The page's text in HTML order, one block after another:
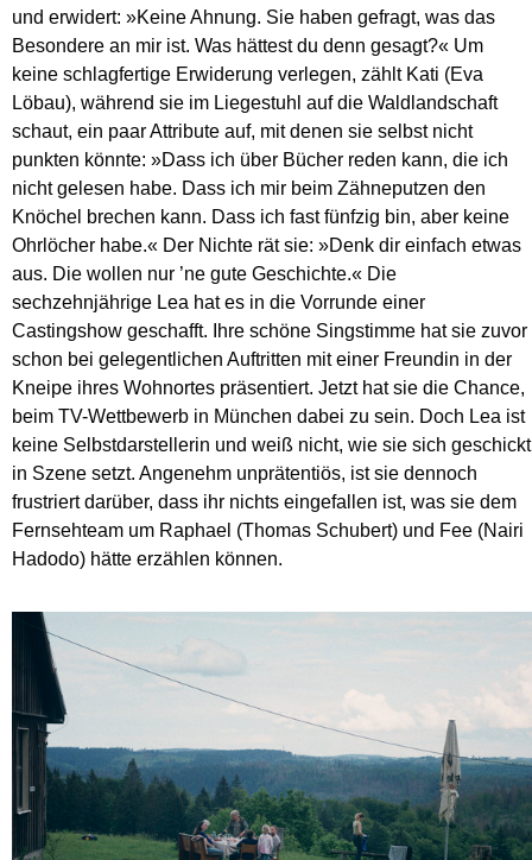
und erwidert: »Keine Ahnung. Sie haben gefragt, was das
Besondere an mir ist. Was hättest du denn gesagt?« Um
keine schlagfertige Erwiderung verlegen, zählt Kati (Eva
Löbau), während sie im Liegestuhl auf die Waldlandschaft
schaut, ein paar Attribute auf, mit denen sie selbst nicht
punkten könnte: »Dass ich über Bücher reden kann, die ich
nicht gelesen habe. Dass ich mir beim Zähneputzen den
Knöchel brechen kann. Dass ich fast fünfzig bin, aber keine
Ohrlöcher habe.« Der Nichte rät sie: »Denk dir einfach etwas
aus. Die wollen nur ’ne gute Geschichte.« Die
sechzehnjährige Lea hat es in die Vorrunde einer
Castingshow geschafft. Ihre schöne Singstimme hat sie zuvor
schon bei gelegentlichen Auftritten mit einer Freundin in der
Kneipe ihres Wohnortes präsentiert. Jetzt hat sie die Chance,
beim TV-Wettbewerb in München dabei zu sein. Doch Lea ist
keine Selbstdarstellerin und weiß nicht, wie sie sich geschickt
in Szene setzt. Angenehm unprätentiös, ist sie dennoch
frustriert darüber, dass ihr nichts eingefallen ist, was sie dem
Fernsehteam um Raphael (Thomas Schubert) und Fee (Nairi
Hadodo) hätte erzählen können.